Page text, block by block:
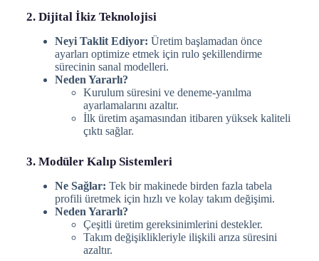
2. Dijital İkiz Teknolojisi
Neyi Taklit Ediyor: Üretim başlamadan önce
ayarları optimize etmek için rulo şekillendirme
sürecinin sanal modelleri.
Neden Yararlı?
Kurulum süresini ve deneme-yanılma
ayarlamalarını azaltır.
İlk üretim aşamasından itibaren yüksek kaliteli
çıktı sağlar.
3. Modüler Kalıp Sistemleri
Ne Sağlar: Tek bir makinede birden fazla tabela
profili üretmek için hızlı ve kolay takım değişimi.
Neden Yararlı?
Çeşitli üretim gereksinimlerini destekler.
Takım değişiklikleriyle ilişkili arıza süresini
azaltır.